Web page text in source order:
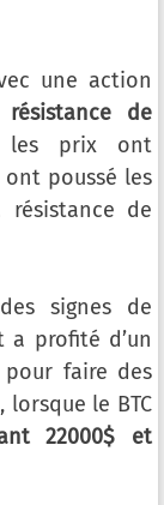
une action
résistance de
les prix ont
poussé les
de
signes de
a profité d’un
faire des
lorsque le BTC
22000$ et